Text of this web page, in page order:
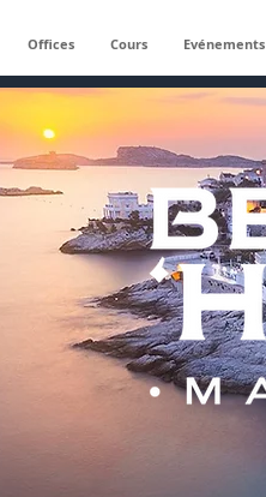
Offices Cours Evénements